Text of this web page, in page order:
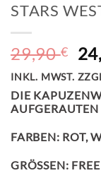
STARS
29,90€
INKL. MWST.
DIE
FARBEN: ROT,
GRÖSSEN: FREE